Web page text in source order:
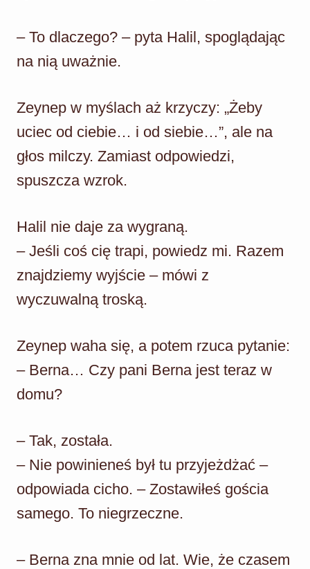
– To dlaczego? – pyta Halil, spoglądając
na nią uważnie.
Zeynep w myślach aż krzyczy: „Żeby
uciec od ciebie… i od siebie…”, ale na
głos milczy. Zamiast odpowiedzi,
spuszcza wzrok.
Halil nie daje za wygraną.
– Jeśli coś cię trapi, powiedz mi. Razem
znajdziemy wyjście – mówi z
wyczuwalną troską.
Zeynep waha się, a potem rzuca pytanie:
– Berna… Czy pani Berna jest teraz w
domu?
– Tak, została.
– Nie powinieneś był tu przyjeżdżać –
odpowiada cicho. – Zostawiłeś gościa
samego. To niegrzeczne.
– Berna zna mnie od lat. Wie, że czasem